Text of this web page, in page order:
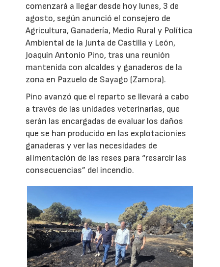
comenzará a llegar desde hoy lunes, 3 de
agosto, según anunció el consejero de
Agricultura, Ganadería, Medio Rural y Política
Ambiental de la Junta de Castilla y León,
Joaquín Antonio Pino, tras una reunión
mantenida con alcaldes y ganaderos de la
zona en Pazuelo de Sayago (Zamora).
Pino avanzó que el reparto se llevará a cabo
a través de las unidades veterinarias, que
serán las encargadas de evaluar los daños
que se han producido en las explotacionies
ganaderas y ver las necesidades de
alimentación de las reses para “resarcir las
consecuencias” del incendio.